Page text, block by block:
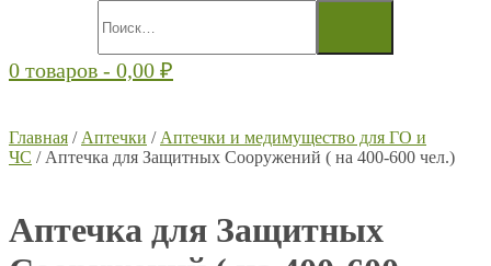
0 товаров - 0,00 ₽
Главная / Аптечки / Аптечки и медимущество для ГО и
ЧС / Аптечка для Защитных Сооружений ( на 400-600 чел.)
Аптечка для Защитных